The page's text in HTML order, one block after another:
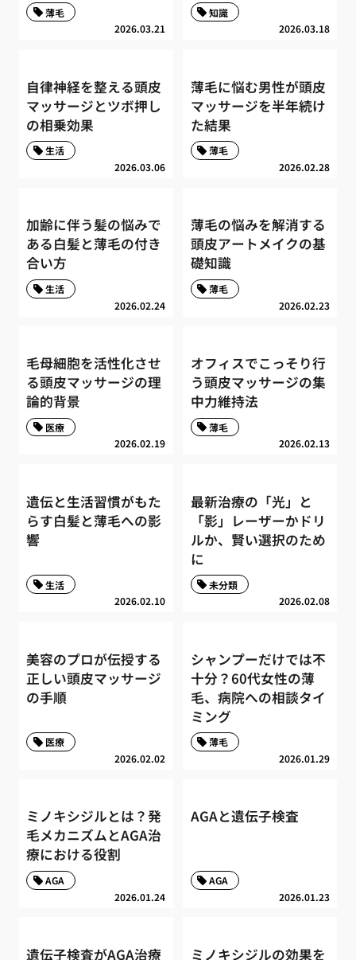
2026.03.21
薄毛
2026.03.18
知識
自律神経を整える頭皮
マッサージとツボ押し
の相乗効果
2026.03.06
生活
薄毛に悩む男性が頭皮
マッサージを半年続け
た結果
2026.02.28
薄毛
加齢に伴う髪の悩みで
ある白髪と薄毛の付き
合い方
2026.02.24
生活
薄毛の悩みを解消する
頭皮アートメイクの基
礎知識
2026.02.23
薄毛
毛母細胞を活性化させ
る頭皮マッサージの理
論的背景
2026.02.19
医療
オフィスでこっそり行
う頭皮マッサージの集
中力維持法
2026.02.13
薄毛
遺伝と生活習慣がもた
らす白髪と薄毛への影
響
2026.02.10
生活
最新治療の「光」と
「影」レーザーかドリ
ルか、賢い選択のため
に
2026.02.08
未分類
美容のプロが伝授する
正しい頭皮マッサージ
の手順
2026.02.02
医療
シャンプーだけでは不
十分？60代女性の薄
毛、病院への相談タイ
ミング
2026.01.29
薄毛
ミノキシジルとは？発
毛メカニズムとAGA治
療における役割
2026.01.24
AGA
AGAと遺伝子検査
2026.01.23
AGA
遺伝子検査がAGA治療 ミノキシジルの効果を